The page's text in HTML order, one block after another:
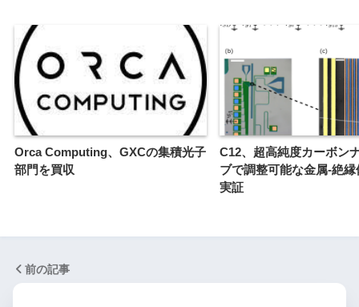
Orca Computing、GXCの集積光子
部門を買収
C12、超高純度カーボン
ブで調整可能な金属-絶
実証
前の記事